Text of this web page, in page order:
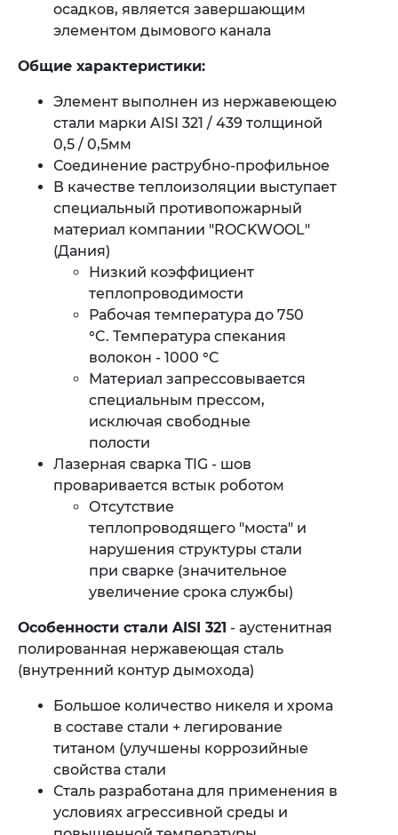
осадков, является завершающим
элементом дымового канала
Общие характеристики:
Элемент выполнен из нержавеющею
стали марки AISI 321 / 439 толщиной
0,5 / 0,5мм
Соединение раструбно-профильное
В качестве теплоизоляции выступает
специальный противопожарный
материал компании "ROCKWOOL"
(Дания)
Низкий коэффициент
теплопроводимости
Рабочая температура до 750
°C. Температура спекания
волокон - 1000 °C
Материал запрессовывается
специальным прессом,
исключая свободные
полости
Лазерная сварка TIG - шов
проваривается встык роботом
Отсутствие
теплопроводящего "моста" и
нарушения структуры стали
при сварке (значительное
увеличение срока службы)
Особенности стали AISI 321 - аустенитная
полированная нержавеющая сталь
(внутренний контур дымохода)
Большое количество никеля и хрома
в составе стали + легирование
титаном (улучшены коррозийные
свойства стали
Сталь разработана для применения в
условиях агрессивной среды и